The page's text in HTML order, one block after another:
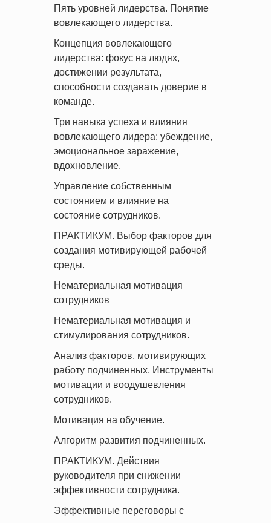
Пять уровней лидерства. Понятие
вовлекающего лидерства.
Концепция вовлекающего
лидерства: фокус на людях,
достижении результата,
способности создавать доверие в
команде.
Три навыка успеха и влияния
вовлекающего лидера: убеждение,
эмоциональное заражение,
вдохновление.
Управление собственным
состоянием и влияние на
состояние сотрудников.
ПРАКТИКУМ. Выбор факторов для
создания мотивирующей рабочей
среды.
Нематериальная мотивация
сотрудников
Нематериальная мотивация и
стимулирования сотрудников.
Анализ факторов, мотивирующих
работу подчиненных. Инструменты
мотивации и воодушевления
сотрудников.
Мотивация на обучение.
Алгоритм развития подчиненных.
ПРАКТИКУМ. Действия
руководителя при снижении
эффективности сотрудника.
Эффективные переговоры с